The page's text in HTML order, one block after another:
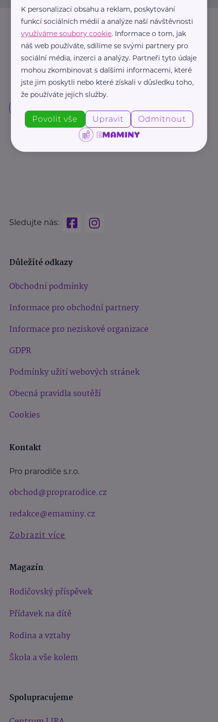
Sledujte nás:
Důležité odkazy
Obchodní podmínky
Informace pro obchodní partnery
Informace pro neziskové organizace
GDPR
Podmínky užití webových stránek
Obecná pravidla soutěží
Cookies
Kontakt
Pro prarodiče s.r.o.
obchod@proprarodice.cz
redakce@emaminy.cz
Zobrazit více
Magazín
Rodičovský příspěvek
Přídavek na dítě
Rodina a vztahy
Škola a vše kolem
Spolupracujeme
K personalizaci obsahu a reklam, poskytování
funkcí sociálních médií a analýze naší návštěvnosti
využíváme soubory cookie. Informace o tom, jak
náš web používáte, sdílíme se svými partnery pro
sociální média, inzerci a analýzy. Partneři tyto údaje
mohou zkombinovat s dalšími informacemi, které
jste jim poskytli nebo které získali v důsledku toho,
že používáte jejich služby.
Povolit vše Upravit Odmítnout